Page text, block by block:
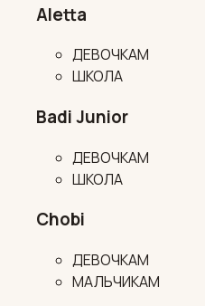
Aletta
ДЕВОЧКАМ
ШКОЛА
Badi Junior
ДЕВОЧКАМ
ШКОЛА
Chobi
ДЕВОЧКАМ
МАЛЬЧИКАМ